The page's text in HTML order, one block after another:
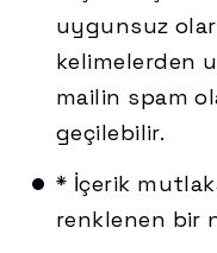
uygunsuz
kelimelerden
mailin spam
geçilebilir.
* İçerik
renklenen bir